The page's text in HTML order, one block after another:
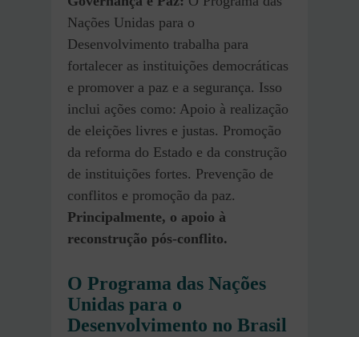
Nações Unidas para o
Desenvolvimento trabalha para
fortalecer as instituições democráticas
e promover a paz e a segurança. Isso
inclui ações como: Apoio à realização
de eleições livres e justas. Promoção
da reforma do Estado e da construção
de instituições fortes. Prevenção de
conflitos e promoção da paz.
Principalmente, o apoio à
reconstrução pós-conflito.
O Programa das Nações
Unidas para o
Desenvolvimento no Brasil